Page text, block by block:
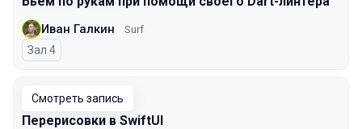
Иван Галкин Surf
Зал 4
Смотреть запись
Перерисовки в SwiftUI